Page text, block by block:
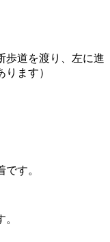
道を渡り、左に進
ます）
す。